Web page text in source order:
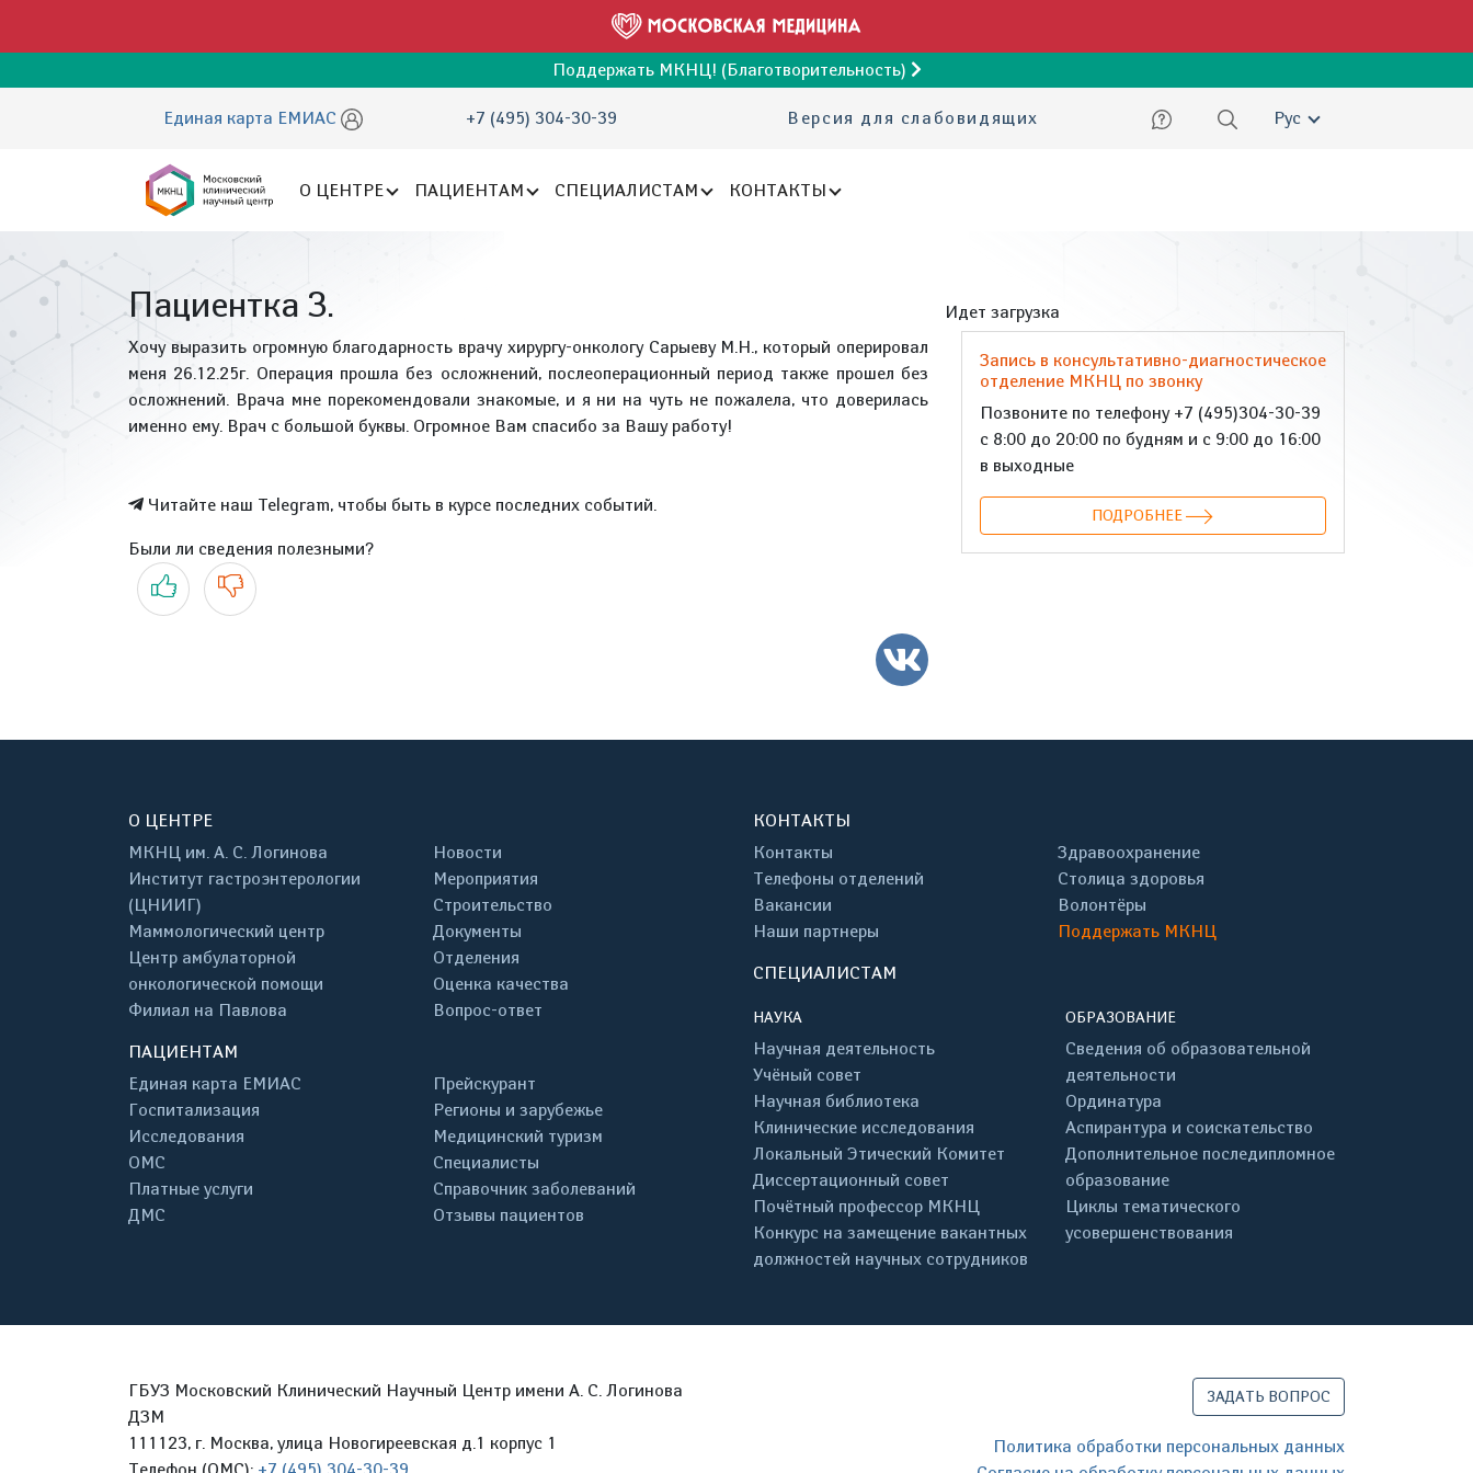
Поддержать МКНЦ! (Благотворительность)
Единая карта ЕМИАС +7 (495) 304-30-39 Версия для слабовидящих Русский
О ЦЕНТРЕ ПАЦИЕНТАМ СПЕЦИАЛИСТАМ КОНТАКТЫ
Пациентка З.
Хочу выразить огромную благодарность врачу хирургу-онкологу Сарыеву М.Н., который оперировал
меня 26.12.25г. Операция прошла без осложнений, послеоперационный период также прошел без
осложнений. Врача мне порекомендовали знакомые, и я ни на чуть не пожалела, что доверилась
именно ему. Врач с большой буквы. Огромное Вам спасибо за Вашу работу!
Читайте наш Telegram, чтобы быть в курсе последних событий.
Были ли сведения полезными?
Да Нет
ВКонтакте
Идет загрузка
Запись в консультативно-диагностическое
отделение МКНЦ по звонку
Позвоните по телефону +7 (495)304-30-39
с 8:00 до 20:00 по будням и с 9:00 до 16:00
в выходные
ПОДРОБНЕЕ
О ЦЕНТРЕ
МКНЦ им. А. С. Логинова
Институт гастроэнтерологии
(ЦНИИГ)
Маммологический центр
Центр амбулаторной
онкологической помощи
Филиал на Павлова
Новости
Мероприятия
Строительство
Документы
Отделения
Оценка качества
Вопрос-ответ
ПАЦИЕНТАМ
Единая карта ЕМИАС
Госпитализация
Исследования
ОМС
Платные услуги
ДМС
Прейскурант
Регионы и зарубежье
Медицинский туризм
Специалисты
Справочник заболеваний
Отзывы пациентов
КОНТАКТЫ
Контакты
Телефоны отделений
Вакансии
Наши партнеры
Здравоохранение
Столица здоровья
Волонтёры
Поддержать МКНЦ
СПЕЦИАЛИСТАМ
НАУКА
Научная деятельность
Учёный совет
Научная библиотека
Клинические исследования
Локальный Этический Комитет
Диссертационный совет
Почётный профессор МКНЦ
Конкурс на замещение вакантных
должностей научных сотрудников
ОБРАЗОВАНИЕ
Сведения об образовательной
деятельности
Ординатура
Аспирантура и соискательство
Дополнительное последипломное
образование
Циклы тематического
усовершенствования
ГБУЗ Московский Клинический Научный Центр имени А. С. Логинова
ДЗМ
111123, г. Москва, улица Новогиреевская д.1 корпус 1
ЗАДАТЬ ВОПРОС
Политика обработки персональных данных